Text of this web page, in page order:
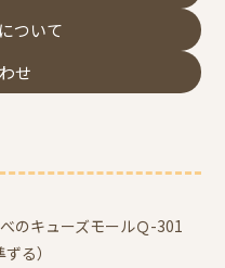
ついて
せ
のキューズモールＱ-301
る）